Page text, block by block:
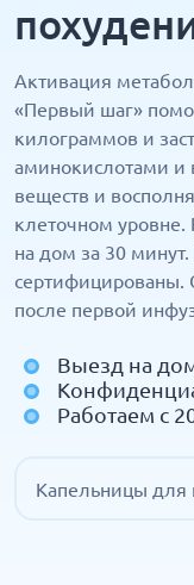
Активация
«Первый шаг»
килограммов и
аминокислотами и
веществ и
клеточном уровне.
на дом за 30
сертифицированы.
после первой
Выезд на
Работаем с
Капельницы для